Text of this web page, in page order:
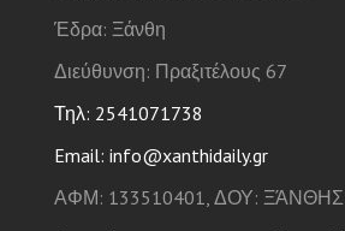
Έδρα: Ξάνθη
Διεύθυνση: Πραξιτέλους 67
Τηλ: 2541071738
Email: info@xanthidaily.gr
ΑΦΜ: 133510401, ΔΟΥ: ΞΆΝΘΗΣ